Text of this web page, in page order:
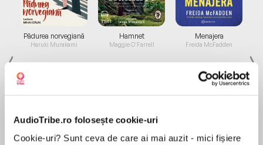
AudioTribe.ro folosește cookie-uri
Cookie-uri? Sunt ceva de care ai mai auzit - mici fișiere
Pădurea norvegiană
Haruki Murakami
Elita de Argint (Elita
Hamnet
Maggie O'Farrell
Diavolul se îmbracă de
Menajera
Freida McFadden
Migdală